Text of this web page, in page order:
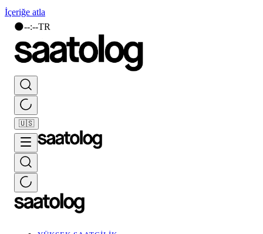
İçeriğe atla
🌑--:--TR
🇺🇸